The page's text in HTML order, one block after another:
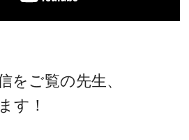
をご覧の先生、
す！